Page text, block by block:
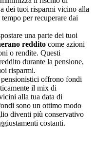
dei tuoi risparmi vicino alla
per recuperare dai
una parte dei tuoi
reddito come azioni
o rendite. Questi
durante la pensione,
risparmi.
offrono fondi
il mix di
alla tua data di
sono un ottimo modo
diventi più conservativo
costanti.